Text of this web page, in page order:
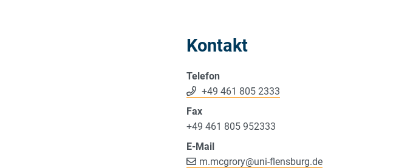
Kontakt
Telefon
+49 461 805 2333
Fax
+49 461 805 952333
E-Mail
m.mcgrory@uni-flensburg.de